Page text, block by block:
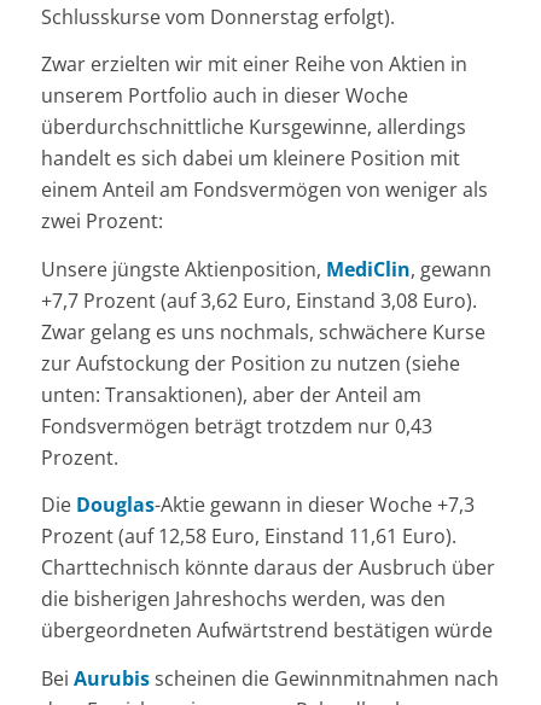
Schlusskurse vom Donnerstag erfolgt).
Zwar erzielten wir mit einer Reihe von Aktien in
unserem Portfolio auch in dieser Woche
überdurchschnittliche Kursgewinne, allerdings
handelt es sich dabei um kleinere Position mit
einem Anteil am Fondsvermögen von weniger als
zwei Prozent:
Unsere jüngste Aktienposition, MediClin, gewann
+7,7 Prozent (auf 3,62 Euro, Einstand 3,08 Euro).
Zwar gelang es uns nochmals, schwächere Kurse
zur Aufstockung der Position zu nutzen (siehe
unten: Transaktionen), aber der Anteil am
Fondsvermögen beträgt trotzdem nur 0,43
Prozent.
Die Douglas-Aktie gewann in dieser Woche +7,3
Prozent (auf 12,58 Euro, Einstand 11,61 Euro).
Charttechnisch könnte daraus der Ausbruch über
die bisherigen Jahreshochs werden, was den
übergeordneten Aufwärtstrend bestätigen würde
Bei Aurubisscheinen die Gewinnmitnahmen nach